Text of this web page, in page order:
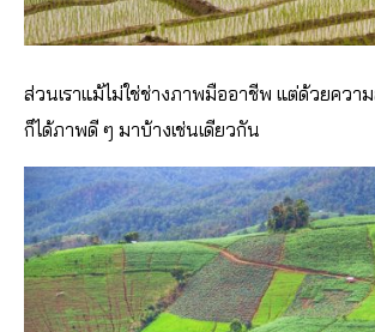
ส่วนเราแม้ไม่ใช่ช่างภาพมืออาชีพ แต่ด้วยควา
ก็ได้ภาพดี ๆ มาบ้างเช่นเดียวกัน